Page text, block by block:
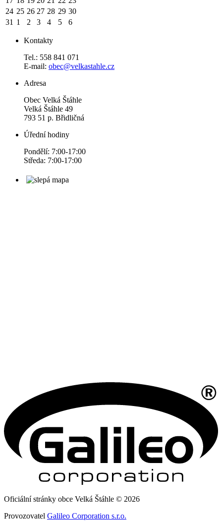
24 25 26 27 28 29 30
31 1 2 3 4 5 6
Kontakty
Tel.: 558 841 071
E-mail: obec@velkastahle.cz
Adresa
Obec Velká Štáhle
Velká Štáhle 49
793 51 p. Břidličná
Úřední hodiny
Pondělí: 7:00-17:00
Středa: 7:00-17:00
Oficiální stránky obce Velká Štáhle © 2026
Provozovatel Galileo Corporation s.r.o.